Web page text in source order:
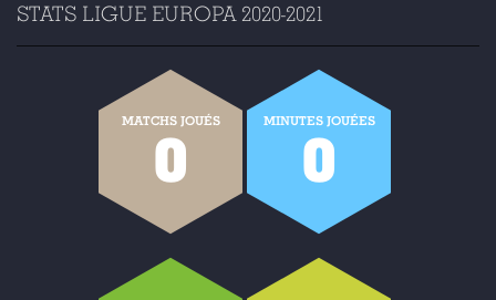
STATS LIGUE EUROPA 2020-2021
MATCHS JOUÉS
0
MINUTES JOUÉES
0